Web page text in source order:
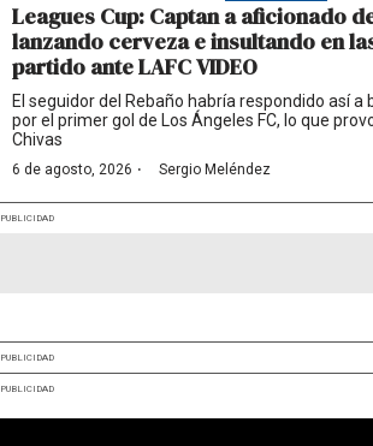
Leagues Cup: Captan a aficionado
lanzando cerveza e insultando en
partido ante LAFC VIDEO
El seguidor del Rebaño habría respondido así a
por el primer gol de Los Ángeles FC, lo que
Chivas
6 de agosto, 2026 · Sergio Meléndez
PUBLICIDAD
PUBLICIDAD
PUBLICIDAD